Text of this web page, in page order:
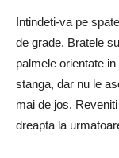
Intindeti-va pe
de grade. Bratele
palmele orientate
stanga, dar nu le
mai de jos.
dreapta la